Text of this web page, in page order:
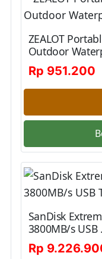
ZEALOT
Outdoor
Rp 951.200
SanDisk
3800MB/s USB
Rp